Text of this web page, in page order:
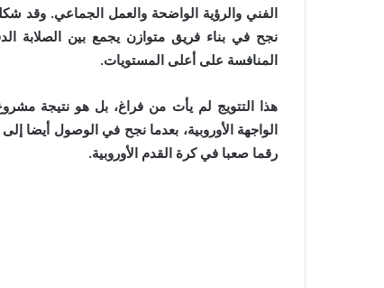
الفني والرؤية الواضحة والعمل الجماعي. وقد
نجح في بناء فريق متوازن يجمع بين الصلابة
المنافسة على أعلى المستويات.
هذا التتويج لم يأت من فراغ، بل هو نتيجة
الواجهة الأوروبية، بعدما نجح في الوصول أيضا
رقما صعبا في كرة القدم الأوروبية.